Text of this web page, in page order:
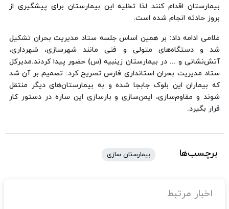
بیمارستان اقدام کنند لذا تخلیه این بیمارستان برای پیشگیری از
بروز حادثه انجام شده است.
غلامی ادامه داد: بر همین اساس جلسه ستاد مدیریت بحران تشکیل
شد و دستگاه‌های متولی و فنی مانند شهرسازی، شهرداری،
آتش‌نشانی و ... در بیمارستان زینبیه (س) حضور پیدا کردند.مدیرکل
ستاد مدیریت بحران استانداری فارس تصریح کرد: تصمیم بر آن شد
که بیماران این بلوک جابجا شده و به بیمارستان‌های دیگر منتقل
شوند و مقاوم‌سازی، ایمن‌سازی و بازسازی این سازه در دستور کار
قرار بگیرد.
برچسب‌ها بیمارستان سازی
اخبار مرتبط